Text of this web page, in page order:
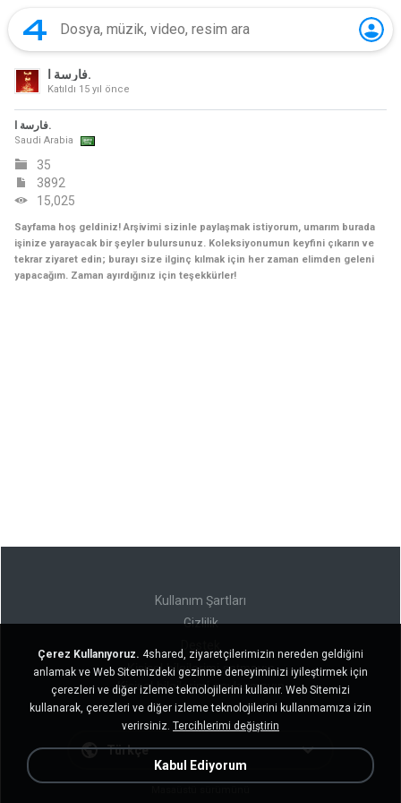
فارسة ا.
Katıldı 15 yıl önce
فارسة ا.
Saudi Arabia
35
3892
15,025
Sayfama hoş geldiniz! Arşivimi sizinle paylaşmak istiyorum, umarım burada
işinize yarayacak bir şeyler bulursunuz. Koleksiyonumun keyfini çıkarın ve
tekrar ziyaret edin; burayı size ilginç kılmak için her zaman elimden geleni
yapacağım. Zaman ayırdığınız için teşekkürler!
Kullanım Şartları
Gizlilik
Kişisel bilgilerimi satmayın
Kişisel bilgilerimi paylaşmayın
Türkçe
Çerez Kullanıyoruz. 4shared, ziyaretçilerimizin nereden geldiğini
anlamak ve Web Sitemizdeki gezinme deneyiminizi iyileştirmek için
çerezleri ve diğer izleme teknolojilerini kullanır. Web Sitemizi
kullanarak, çerezleri ve diğer izleme teknolojilerini kullanmamıza izin
verirsiniz. Tercihlerimi değiştirin
Kabul Ediyorum